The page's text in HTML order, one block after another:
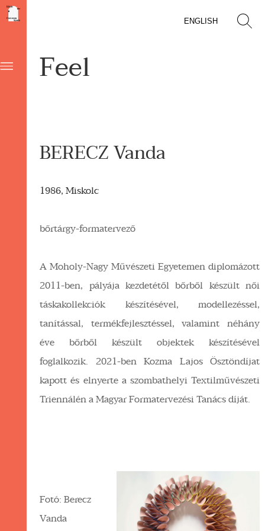
ENGLISH
Feel
BERECZ Vanda
1986, Miskolc
bőrtárgy-formatervező
A Moholy-Nagy Művészeti Egyetemen diplomázott
2011-ben, pályája kezdetétől bőrből készült női
táskakollekciók készítésével, modellezéssel,
tanítással, termékfejlesztéssel, valamint néhány
éve bőrből készült objektek készítésével
foglalkozik. 2021-ben Kozma Lajos Ösztöndíjat
kapott és elnyerte a szombathelyi Textilművészeti
Triennálén a Magyar Formatervezési Tanács díját.
Fotó: Berecz
Vanda